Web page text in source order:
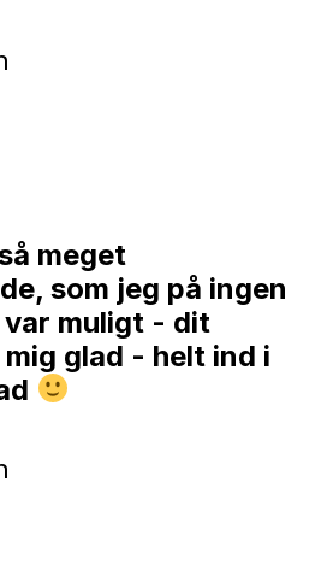
meget
som jeg på ingen
muligt - dit
glad - helt ind i